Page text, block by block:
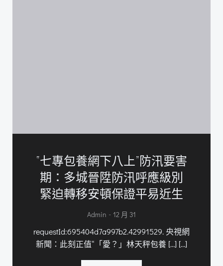
“七專包養網下八上”防汛要害
期：多城晉陞防汛呼應級別
緊迫轉移安頓保證平易近生
Admin - 12 月 31
requestId:695404d7a997b2.42991529. 央視網
新聞：此刻正值“「愛？」林天秤包養 […] […]